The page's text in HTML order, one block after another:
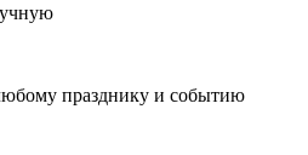
празднику и событию